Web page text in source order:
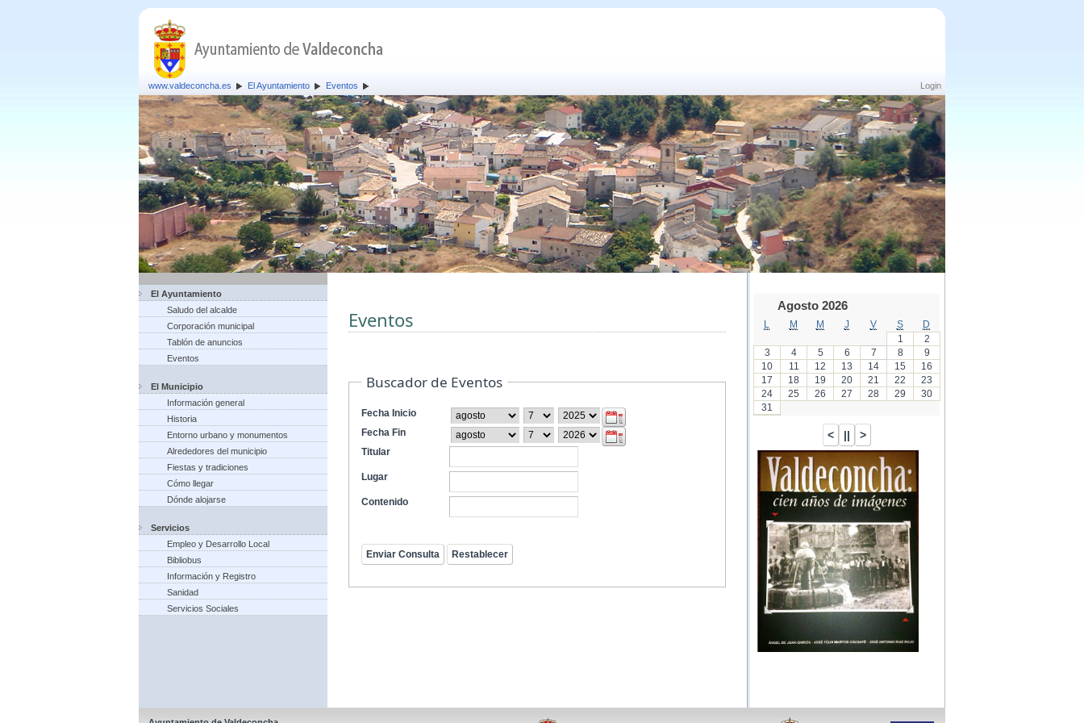
Login
www.valdeconcha.es El Ayuntamiento Eventos
El Ayuntamiento
Saludo del alcalde
Corporación municipal
Tablón de anuncios
Eventos
El Municipio
Información general
Historia
Entorno urbano y monumentos
Alrededores del municipio
Fiestas y tradiciones
Cómo llegar
Dónde alojarse
Servicios
Empleo y Desarrollo Local
Bibliobus
Información y Registro
Sanidad
Servicios Sociales
Eventos
Buscador de Eventos
Fecha Inicio
Fecha Fin
Titular
Lugar
Contenido
Agosto 2026
M M J V S
D
1
2
3
4 5 6 7 8
9
10
11 12 13 14 15
16
17
18 19 20 21 22
23
24
25 26 27 28 29
30
31